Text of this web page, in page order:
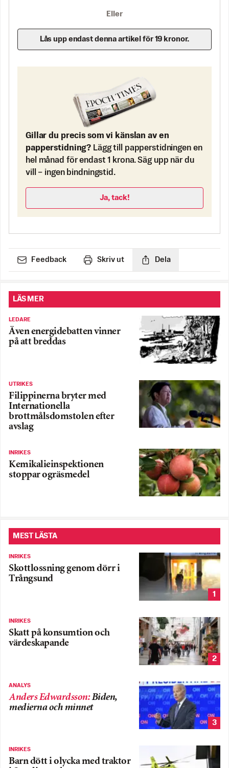
Eller
Lås upp endast denna artikel för 19 kronor.
Gillar du precis som vi känslan av en
papperstidning? Lägg till papperstidningen en
hel månad för endast 1 krona. Säg upp när du
vill – ingen bindningstid.
Ja, tack!
Feedback Skriv ut Dela
LÄS MER
LEDARE
Även energidebatten vinner
på att breddas
UTRIKES
Filippinerna bryter med
Internationella
brottmålsdomstolen efter
avslag
INRIKES
Kemikalieinspektionen
stoppar ogräsmedel
MEST LÄSTA
INRIKES
Skottlossning genom dörr i
Trångsund
1
INRIKES
Skatt på konsumtion och
värdeskapande
2
ANALYS
Anders Edwardsson:Biden,
medierna och minnet
3
INRIKES
Barn dött i olycka med traktor